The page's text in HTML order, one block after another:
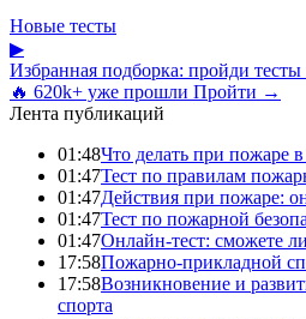
Новые тесты
▶
Избранная подборка: пройди
🔥 620k+ уже прошли Пройти →
Лента публикаций
01:48Что делать при пожаре
01:47Тест по правилам
01:47Действия при пожаре:
01:47Тест по пожарной
01:47Онлайн-тест: сможете
17:58Пожарно-прикладной
17:58Возникновение и
спорта